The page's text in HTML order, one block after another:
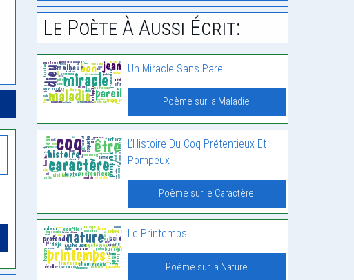
Le Poète À Aussi Écrit:
Un Miracle Sans Pareil
Poème sur la Maladie
L’Histoire Du Coq Prétentieux Et
Pompeux
Poème sur le Caractère
Le Printemps
Poème sur la Nature